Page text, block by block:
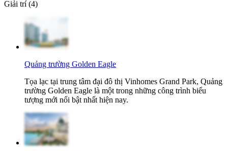
Giải trí (4)
Quảng trường Golden Eagle
Tọa lạc tại trung tâm đại đô thị Vinhomes Grand Park, Quảng
trường Golden Eagle là một trong những công trình biểu
tượng mới nổi bật nhất hiện nay.